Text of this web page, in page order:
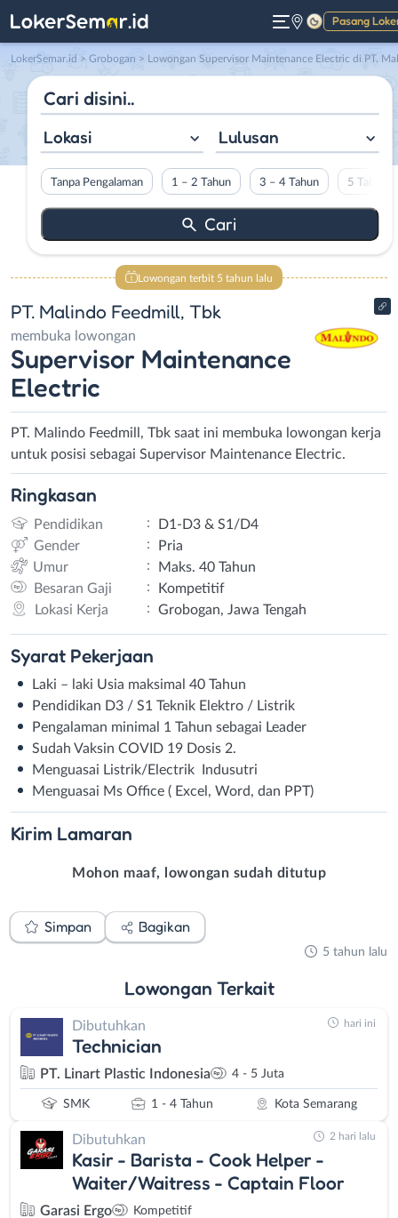
Pasang
Gelap
LokerSemar.id > Grobogan > Lowongan Supervisor Maintenance Electric di PT. Malindo Feedmill, Tbk
Lokasi Lulusan
Tanpa Pengalaman 1 – 2 Tahun 3 – 4 Tahun 5 Tahun
Lowongan terbit 5 tahun lalu
PT. Malindo Feedmill, Tbk
membuka lowongan
Supervisor Maintenance
Electric
PT. Malindo Feedmill, Tbk saat ini membuka lowongan kerja
untuk posisi sebagai Supervisor Maintenance Electric.
Ringkasan
Pendidikan :
D1-D3 & S1/D4
Gender
:
Pria
Umur
:
Maks. 40 Tahun
Besaran Gaji
:
Kompetitif
Lokasi Kerja
: Grobogan, Jawa Tengah
Syarat Pekerjaan
Laki – laki Usia maksimal 40 Tahun
Pendidikan D3 / S1 Teknik Elektro / Listrik
Pengalaman minimal 1 Tahun sebagai Leader
Sudah Vaksin COVID 19 Dosis 2.
Menguasai Listrik/Electrik Indusutri
Menguasai Ms Office ( Excel, Word, dan PPT)
Kirim Lamaran
Mohon maaf, lowongan sudah ditutup
Simpan Bagikan
5 tahun lalu
Lowongan Terkait
Dibutuhkan
Technician
PT. Linart Plastic Indonesia 4 - 5 Juta
SMK 1 - 4 Tahun Kota Semarang
hari ini
Dibutuhkan
Kasir - Barista - Cook Helper -
Waiter/Waitress - Captain Floor
Garasi Ergo Kompetitif
2 hari lalu